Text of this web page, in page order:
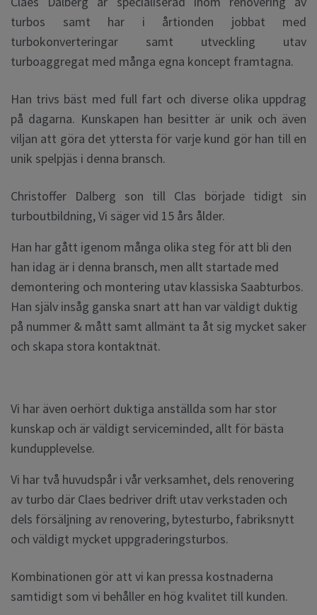
turbos samt har i årtionden jobbat med
turbokonverteringar samt utveckling utav
turboaggregat med många egna koncept framtagna.
Han trivs bäst med full fart och diverse olika uppdrag
på dagarna. Kunskapen han besitter är unik och även
viljan att göra det yttersta för varje kund gör han till en
unik spelpjäs i denna bransch.
Christoffer Dalberg son till Clas började tidigt sin
turboutbildning, Vi säger vid 15 års ålder.
Han har gått igenom många olika steg för att bli den
han idag är i denna bransch, men allt startade med
demontering och montering utav klassiska Saabturbos.
Han själv insåg ganska snart att han var väldigt duktig
på nummer & mått samt allmänt ta åt sig mycket saker
och skapa stora kontaktnät.
Vi har även oerhört duktiga anställda som har stor
kunskap och är väldigt serviceminded, allt för bästa
kundupplevelse.
Vi har två huvudspår i vår verksamhet, dels renovering
av turbo där Claes bedriver drift utav verkstaden och
dels försäljning av renovering, bytesturbo, fabriksnytt
och väldigt mycket uppgraderingsturbos.
Kombinationen gör att vi kan pressa kostnaderna
samtidigt som vi behåller en hög kvalitet till kunden.